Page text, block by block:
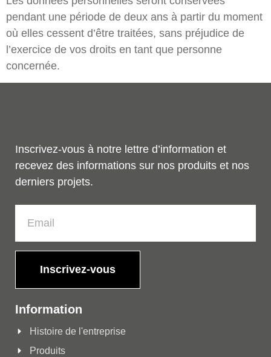
pendant une période de deux ans à partir du moment
où elles cessent d’être traitées, sans préjudice de
l’exercice de vos droits en tant que personne
concernée.
Inscrivez-vous à notre lettre d’information et
recevez des informations sur nos produits et nos
derniers projets.
Inscrivez-vous
Information
Histoire de l'entreprise
Produits